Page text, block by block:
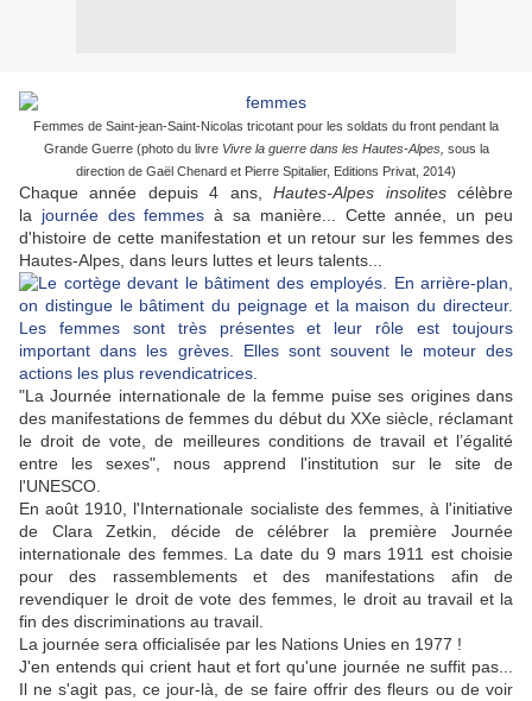
Femmes de Saint-jean-Saint-Nicolas tricotant pour les soldats du front pendant la
Grande Guerre (photo du livre Vivre la guerre dans les Hautes-Alpes, sous la
direction de Gaël Chenard et Pierre Spitalier, Editions Privat, 2014)
Chaque année depuis 4 ans,Hautes-Alpes insolitescélèbre
la journée des femmes à sa manière... Cette année, un peu
d'histoire de cette manifestation et un retour sur les femmes des
Hautes-Alpes, dans leurs luttes et leurs talents...
"La Journée internationale de la femme puise ses origines dans
des manifestations de femmes du début du XXe siècle, réclamant
le droit de vote, de meilleures conditions de travail et l’égalité
entre les sexes", nous apprend l'institution sur le site de
l'UNESCO.
En août 1910, l'Internationale socialiste des femmes, à l'initiative
de Clara Zetkin, décide de célébrer la première Journée
internationale des femmes. La date du 9 mars 1911 est choisie
pour des rassemblements et des manifestations afin de
revendiquer le droit de vote des femmes, le droit au travail et la
fin des discriminations au travail.
La journée sera officialisée par les Nations Unies en 1977 !
J'en entends qui crient haut et fort qu'une journée ne suffit pas...
Il ne s'agit pas, ce jour-là, de se faire offrir des fleurs ou de voir